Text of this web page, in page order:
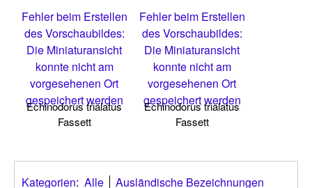
Fehler beim Erstellen
des Vorschaubildes:
Die Miniaturansicht
konnte nicht am
vorgesehenen Ort
gespeichert werden
Echinodorus trialatus
Fassett
Fehler beim Erstellen
des Vorschaubildes:
Die Miniaturansicht
konnte nicht am
vorgesehenen Ort
gespeichert werden
Echinodorus trialatus
Fassett
Kategorien: Alle Ausländische Bezeichnungen